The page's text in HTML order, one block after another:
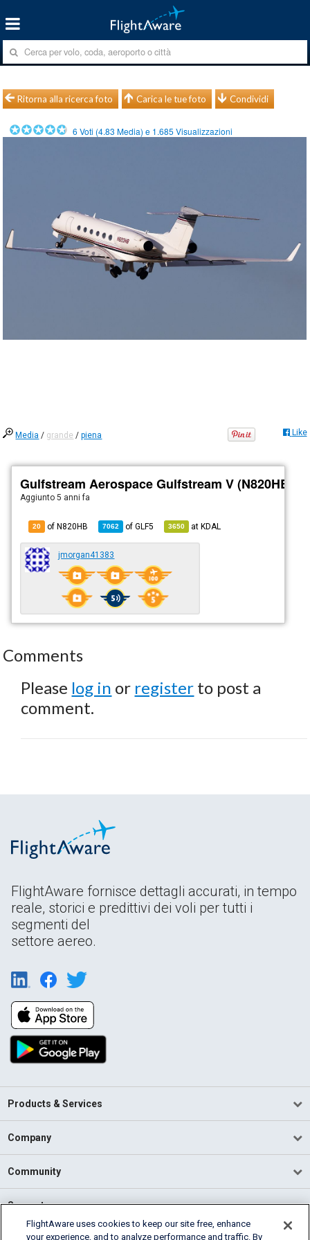
Ritorna alla ricerca foto Carica le tue foto Condividi
6 Voti (4.83 Media) e 1.685 Visualizzazioni
Media / grande /piena Like
Gulfstream Aerospace Gulfstream V (N820HB)
Aggiunto5 anni fa
20 of N820HB 7062 ofGLF5 3650 atKDAL
jmorgan41383
Comments
Please log in or register to post a
comment.
FlightAware fornisce dettagli accurati, in tempo
reale, storici e predittivi dei voli per tutti i
segmenti del
settore aereo.
Products & Services
Company
Community
Support
FlightAware uses cookies to keep our site free, enhance
your experience, and to analyze performance and traffic. By